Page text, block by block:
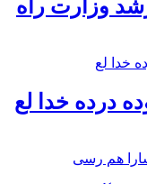
وزارت راه
درده خدا لع